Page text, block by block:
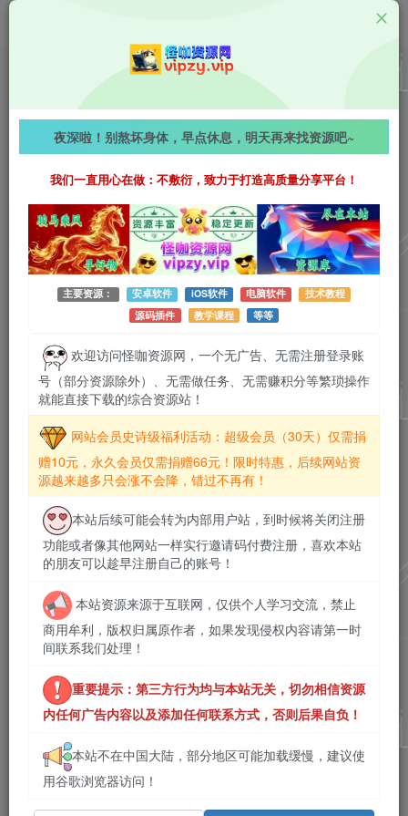
视频号分成计划爆款掘金课：多热门赛道玩法拆解，零
基础无脑混剪轻松实现长期被动收益！
651字 阅读时长约4分钟 2026-04-23 更新
作者：怪咖
热度：40
0条评论 作者已发布3745篇文章
夜深啦！别熬坏身体，早点休息，明天再来找资源吧~
我们一直用心在做：不敷衍，致力于打造高质量分享平台！
主要资源： 安卓软件 iOS软件 电脑软件
技术教程
源码插件
教学课程 等等
欢迎访问怪咖资源网，一个无广告、无需注册登录账
号（部分资源除外）、无需做任务、无需赚积分等繁琐操作
就能直接下载的综合资源站！
网站会员史诗级福利活动：超级会员（30天）仅需捐
赠10元，永久会员仅需捐赠66元！限时特惠，后续网站资
源越来越多只会涨不会降，错过不再有！
本站后续可能会转为内部用户站，到时候将关闭注册
功能或者像其他网站一样实行邀请码付费注册，喜欢本站
的朋友可以趁早注册自己的账号！
本站资源来源于互联网，仅供个人学习交流，禁止
商用牟利，版权归属原作者，如果发现侵权内容请第一时
间联系我们处理！
重要提示：第三方行为均与本站无关，切勿相信资源
内任何广告内容以及添加任何联系方式，否则后果自负！
本站不在中国大陆，部分地区可能加载缓慢，建议使
用谷歌浏览器访问！